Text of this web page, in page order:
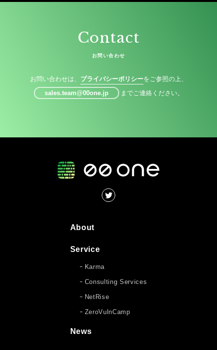
Contact
お問い合わせ
お問い合わせは、 プライバシーポリシーをご参照の上、
sales.team@00one.jp
までご連絡ください。
About
Service
Karma
Consulting Services
NetRise
ZeroVulnCamp
News